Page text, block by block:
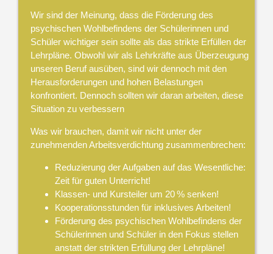
Wir sind der Meinung, dass die Förderung des
psychischen Wohlbefindens der Schülerinnen und
Schüler wichtiger sein sollte als das strikte Erfüllen der
Lehrpläne. Obwohl wir als Lehrkräfte aus Überzeugung
unseren Beruf ausüben, sind wir dennoch mit den
Herausforderungen und hohen Belastungen
konfrontiert. Dennoch sollten wir daran arbeiten, diese
Situation zu verbessern
Was wir brauchen, damit wir nicht unter der
zunehmenden Arbeitsverdichtung zusammenbrechen:
Reduzierung der Aufgaben auf das Wesentliche:
Zeit für guten Unterricht!
Klassen- und Kursteiler um 20 % senken!
Kooperationsstunden für inklusives Arbeiten!
Förderung des psychischen Wohlbefindens der
Schülerinnen und Schüler in den Fokus stellen
anstatt der strikten Erfüllung der Lehrpläne!